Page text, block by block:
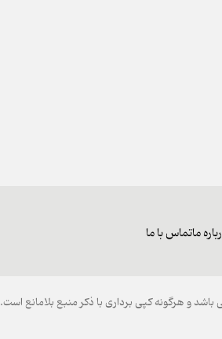
ماتماس با ما
و هرگونه کپی برداری با ذکر منبع بلامانع است.